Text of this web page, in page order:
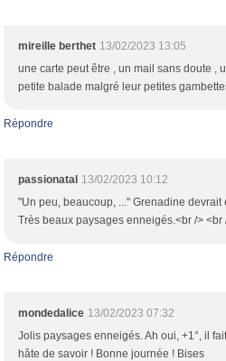
mireille berthet 13/02/2023 13:05
une carte peut être , un mail sans doute ,
petite balade malgré leur petites
Répondre
passionatal 13/02/2023 10:12
"Un peu, beaucoup, ..." Grenadine
Très beaux paysages enneigés.<br /> <br
Répondre
mondedalice 13/02/2023 07:32
Jolis paysages enneigés. Ah oui, +1°, il
hâte de savoir ! Bonne journée ! Bises